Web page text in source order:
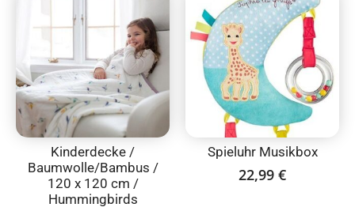
Kinderdecke /
Baumwolle/Bambus /
120 x 120 cm /
Hummingbirds
Spieluhr Musikbox
22,99 €